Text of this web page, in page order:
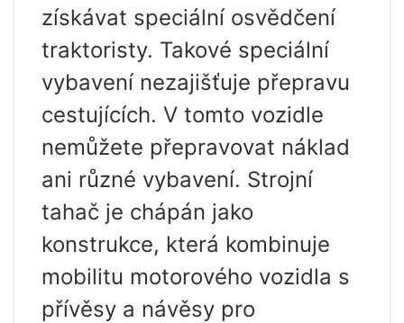
získávat speciální osvědčení
traktoristy. Takové speciální
vybavení nezajišťuje přepravu
cestujících. V tomto vozidle
nemůžete přepravovat náklad
ani různé vybavení. Strojní
tahač je chápán jako
konstrukce, která kombinuje
mobilitu motorového vozidla s
přívěsy a návěsy pro